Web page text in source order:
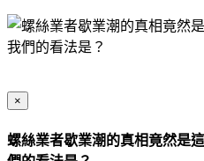
×
螺絲業者歇業潮的真相竟然是